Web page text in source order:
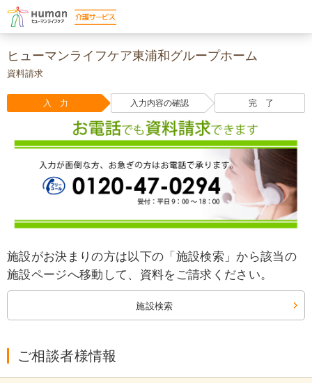
ヒューマンライフケア東浦和グループホーム
資料請求
入 力 入力内容の確認 完 了
施設がお決まりの方は以下の「施設検索」から該当の
施設ページへ移動して、資料をご請求ください。
施設検索
ご相談者様情報